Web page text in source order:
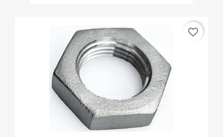
favorite_border